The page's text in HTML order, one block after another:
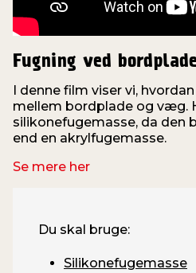
Fugning ved bordplade
I denne film viser vi,
mellem bordplade og væg.
silikonefugemasse, da den
end en akrylfugemasse.
Se mere her
Du skal bruge:
Silikonefugemasse